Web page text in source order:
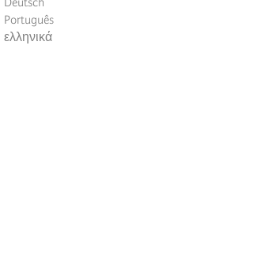
Português
ελληνικά